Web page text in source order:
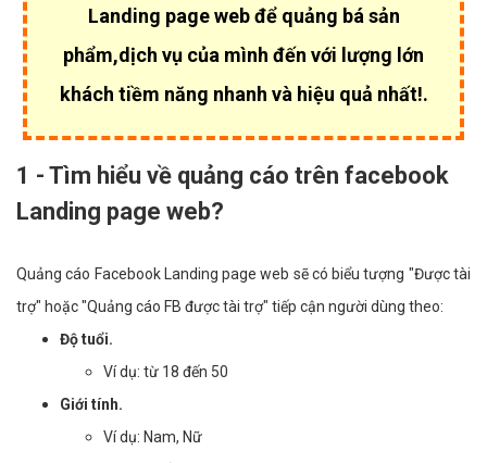
Landing page web để quảng bá sản
phẩm,dịch vụ của mình đến với lượng lớn
khách tiềm năng nhanh và hiệu quả nhất!.
1 - Tìm hiểu về quảng cáo trên facebook
Landing page web?
Quảng cáo Facebook Landing page web sẽ có biểu tượng "Được tài
trợ" hoặc "Quảng cáo FB được tài trợ" tiếp cận người dùng theo:
Độ tuổi.
Ví dụ: từ 18 đến 50
Giới tính.
Ví dụ: Nam, Nữ